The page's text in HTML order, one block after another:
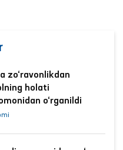
zo‘ravonlikdan
holati
o‘rganildi